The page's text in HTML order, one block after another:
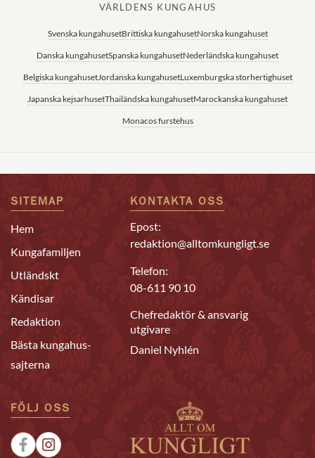
VÄRLDENS KUNGAHUS
Svenska kungahusetBrittiska kungahusetNorska kungahuset
Danska kungahusetSpanska kungahusetNederländska kungahuset
Belgiska kungahusetJordanska kungahusetLuxemburgska storhertighuset
Japanska kejsarhusetThailändska kungahusetMarockanska kungahuset
Monacos furstehus
SITEMAP
Hem
Kungafamiljen
Utländskt
Kändisar
Redaktion
Bästa kungahus-
sajterna
KONTAKTA OSS
Epost:
redaktion@alltomkungligt.se
Telefon:
08-611 90 10
Chefredaktör & ansvarig
utgivare
Daniel Nyhlén
FÖLJ OSS